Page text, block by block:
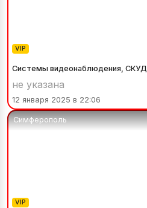
VIP
Системы видеонаблюдения, СКУД
не указана
12 января 2025 в 22:06
Симферополь
VIP